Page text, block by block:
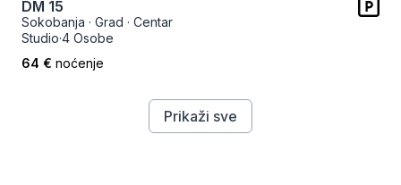
DM 15
Sokobanja · Grad · Centar
Studio·4 Osobe
64 € noćenje
Prikaži sve